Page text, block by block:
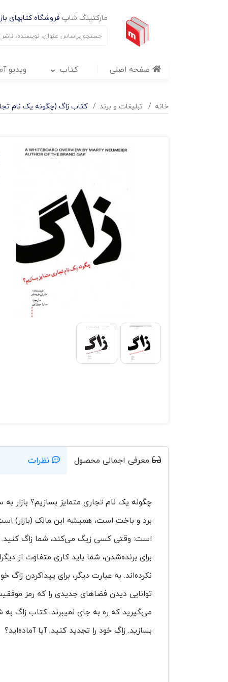
مارکتینگ شاپ فروشگاه کتابهای
صفحه اصلی کتاب ویدیو
خانه تبليغات و برند کتاب زاگ (چگونه یک نام
معرفی اجمالی محصول نظرات
چگونه یک نام تجاری متمایز بسازیم؟
برد و باخت است، همیشه این مالک (بازار)
است: وقتی کسی زیگ می‌کند، شما زاگ کنید.
برای برنده‌شدن، شما باید کاری متفاوت از
نکرده‌اند. به عبارت دیگر، برای پیداکردن
توانایی‌ دیدن فضاهای جدیدی را که رمز
می‌گیرید که ره به جای نمیبرند. کتاب زاگ به
بسازید. زاگ خود را تجدید کنید. آیا آماده‌اید؟